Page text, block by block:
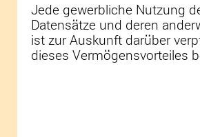
Jede gewerbliche Nutzung
Datensätze und deren
ist zur Auskunft darüber
dieses Vermögensvorteiles